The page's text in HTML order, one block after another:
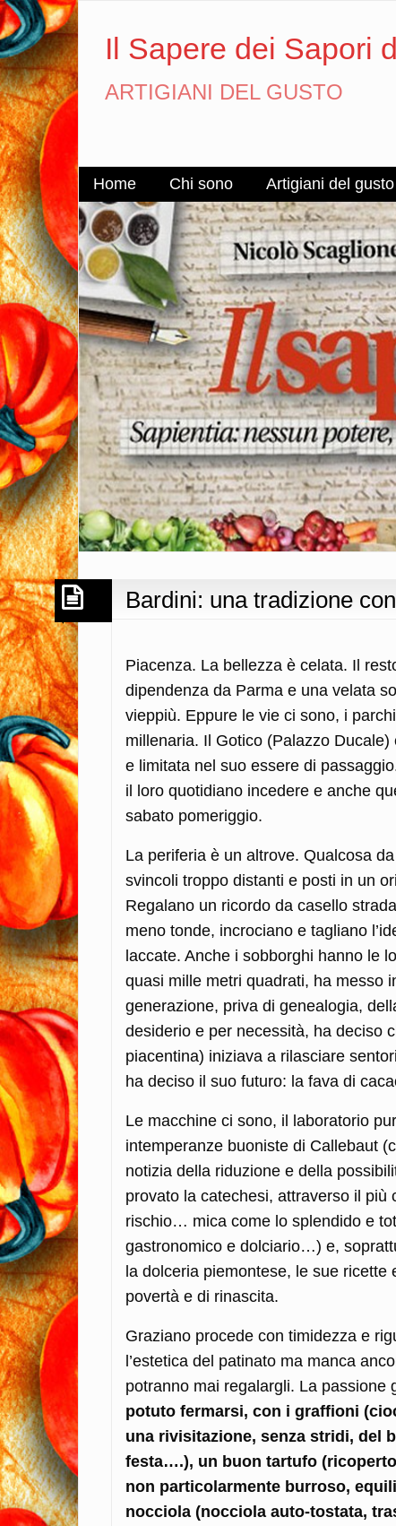
Il Sapere dei Sapori
ARTIGIANI DEL GUSTO
Home Chi sono Artigiani del gusto
Bardini: una tradizione
Piacenza. La bellezza è celata. Il
dipendenza da Parma e una velata
vieppiù. Eppure le vie ci sono, i
millenaria. Il Gotico (Palazzo
e limitata nel suo essere di
il loro quotidiano incedere e anche
sabato pomeriggio.
La periferia è un altrove. Qualcosa
svincoli troppo distanti e posti in un
Regalano un ricordo da casello
meno tonde, incrociano e tagliano
laccate. Anche i sobborghi hanno le
quasi mille metri quadrati, ha messo
generazione, priva di genealogia,
desiderio e per necessità, ha deciso
piacentina) iniziava a rilasciare
ha deciso il suo futuro: la fava di
Le macchine ci sono, il laboratorio
intemperanze buoniste di Callebaut
notizia della riduzione e della
provato la catechesi, attraverso il
rischio… mica come lo splendido e
gastronomico e dolciario…) e,
la dolceria piemontese, le sue
povertà e di rinascita.
Graziano procede con timidezza e
l’estetica del patinato ma manca
potranno mai regalargli. La passione
potuto fermarsi, con i graffioni
una rivisitazione, senza stridi, del
festa….), un buon tartufo
non particolarmente burroso,
nocciola (nocciola auto-tostata,